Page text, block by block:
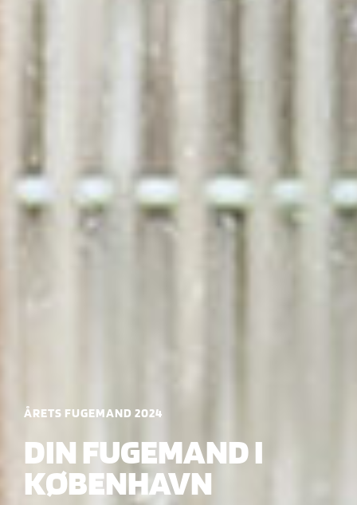
ÅRETS FUGEMAND 2024
DIN FUGEMAND I
KØBENHAVN